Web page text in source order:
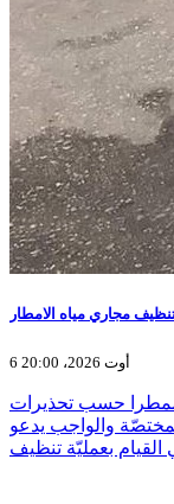
مجاري مياه الامطار
6 أوت 2026، 20:00
حسب تحذيرات
والواجب يدعو